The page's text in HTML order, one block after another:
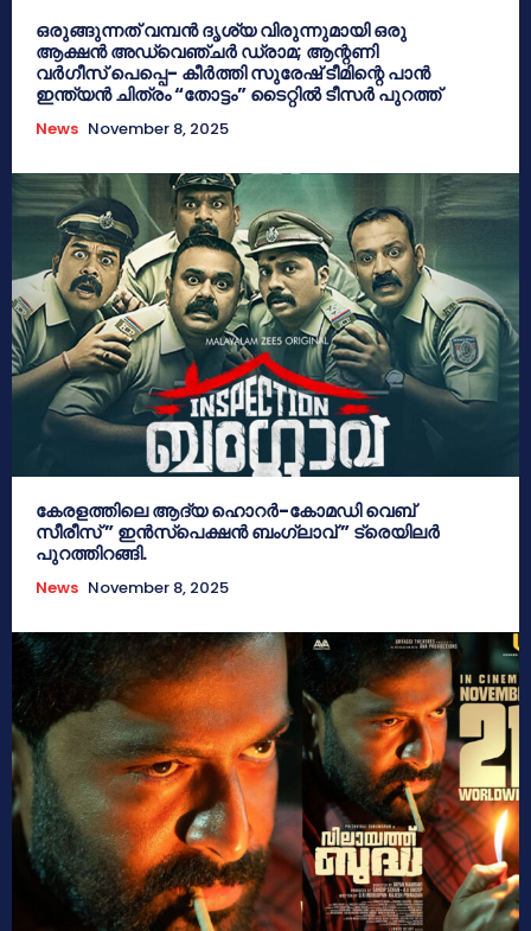
ഒരുങ്ങുന്നത് വമ്പൻ ദൃശ്യ വിരുന്നുമായി ഒരു
ആക്ഷൻ അഡ്വെഞ്ചർ ഡ്രാമ; ആന്റണി
വർഗീസ് പെപ്പെ- കീർത്തി സുരേഷ് ടീമിന്റെ പാൻ
ഇന്ത്യൻ ചിത്രം “തോട്ടം” ടൈറ്റിൽ ടീസർ പുറത്ത്
News November 8, 2025
കേരളത്തിലെ ആദ്യ ഹൊറർ-കോമഡി വെബ്
സീരീസ് ” ഇൻസ്പെക്ഷൻ ബംഗ്ലാവ് ” ട്രെയിലർ
പുറത്തിറങ്ങി.
News November 8, 2025